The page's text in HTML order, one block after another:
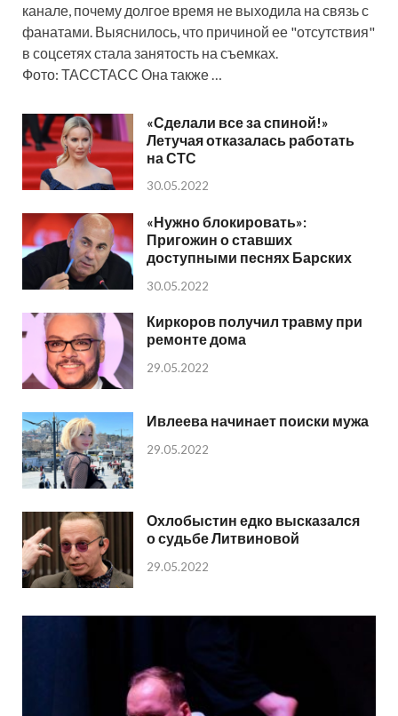
канале, почему долгое время не выходила на связь с
фанатами. Выяснилось, что причиной ее "отсутствия"
в соцсетях стала занятость на съемках.
Фото: ТАССТАСС Она также …
«Сделали все за спиной!»
Летучая отказалась работать
на СТС
30.05.2022
«Нужно блокировать»:
Пригожин о ставших
доступными песнях Барских
30.05.2022
Киркоров получил травму при
ремонте дома
29.05.2022
Ивлеева начинает поиски мужа
29.05.2022
Охлобыстин едко высказался
о судьбе Литвиновой
29.05.2022